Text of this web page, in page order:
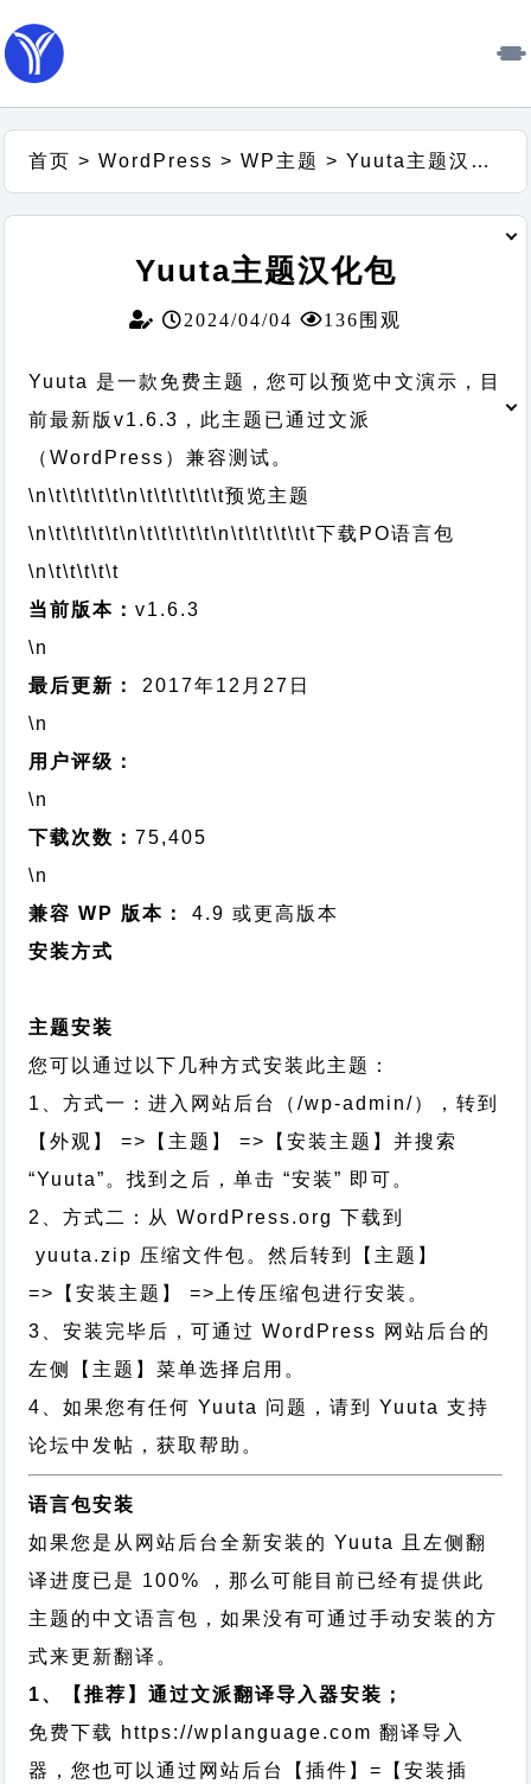
首页 >WordPress >WP主题 >Yuuta主题汉化包
Yuuta主题汉化包
2024/04/04 136围观
Yuuta 是一款免费主题，您可以预览中文演示，目
前最新版v1.6.3，此主题已通过文派
（WordPress）兼容测试。
\n\t\t\t\t\t\n\t\t\t\t\t\t预览主题
\n\t\t\t\t\t\n\t\t\t\t\t\n\t\t\t\t\t\t下载PO语言包
\n\t\t\t\t\t
当前版本：v1.6.3
\n
最后更新：
2017年12月27日
\n
用户评级：
\n
下载次数：75,405
\n
兼容 WP 版本：
4.9 或更高版本
安装方式
主题安装
您可以通过以下几种方式安装此主题：
1、方式一：进入网站后台（/wp-admin/），转到
【外观】 =>【主题】 =>【安装主题】并搜索
“Yuuta”。找到之后，单击 “安装” 即可。
2、方式二：从 WordPress.org 下载到
yuuta.zip 压缩文件包。然后转到【主题】
=>【安装主题】 =>上传压缩包进行安装。
3、安装完毕后，可通过 WordPress 网站后台的
左侧【主题】菜单选择启用。
4、如果您有任何 Yuuta 问题，请到 Yuuta 支持
论坛中发帖，获取帮助。
语言包安装
如果您是从网站后台全新安装的 Yuuta 且左侧翻
译进度已是 100% ，那么可能目前已经有提供此
主题的中文语言包，如果没有可通过手动安装的方
式来更新翻译。
1、【推荐】通过文派翻译导入器安装；
免费下载 https://wplanguage.com 翻译导入
器，您也可以通过网站后台【插件】=【安装插